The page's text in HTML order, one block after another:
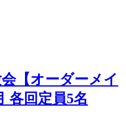
【オーダーメイ
各回定員5名